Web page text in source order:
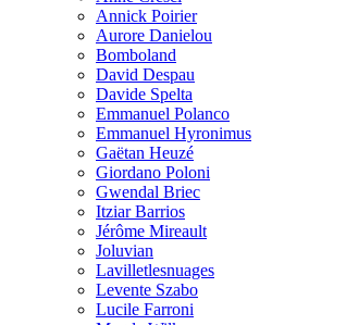
Annick Poirier
Aurore Danielou
Bomboland
David Despau
Davide Spelta
Emmanuel Polanco
Emmanuel Hyronimus
Gaëtan Heuzé
Giordano Poloni
Gwendal Briec
Itziar Barrios
Jérôme Mireault
Joluvian
Lavilletlesnuages
Levente Szabo
Lucile Farroni